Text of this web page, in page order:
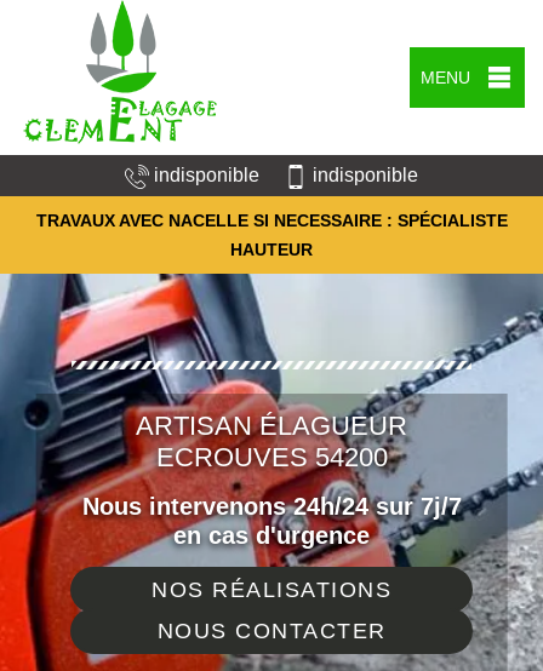
MENU
indisponible indisponible
TRAVAUX AVEC NACELLE SI NECESSAIRE : SPÉCIALISTE
HAUTEUR
ARTISAN ÉLAGUEUR
ECROUVES 54200
Nous intervenons 24h/24 sur 7j/7
en cas d'urgence
NOS RÉALISATIONS
NOUS CONTACTER